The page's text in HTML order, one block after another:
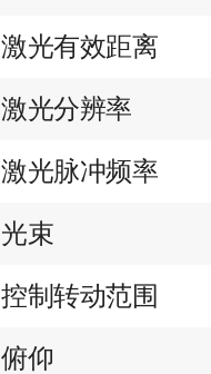
激光有效距离
激光分辨率
激光脉冲频率
光束
控制转动范围
俯仰